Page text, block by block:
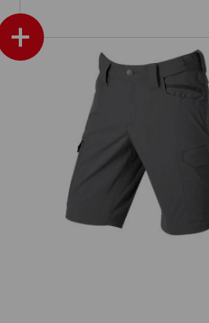
+
Short e.s.t:aktik light ripstop